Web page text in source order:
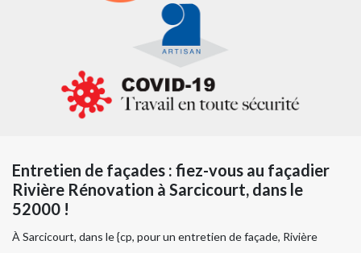
Entretien de façades : fiez-vous au façadier
Rivière Rénovation à Sarcicourt, dans le
52000 !
À Sarcicourt, dans le {cp, pour un entretien de façade, Rivière